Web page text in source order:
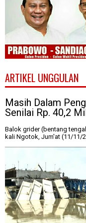
ARTIKEL UNGGULAN
Masih Dalam
Senilai Rp. 40,2
Balok grider (bentang
kali Ngotok, Jum'at (11/11/